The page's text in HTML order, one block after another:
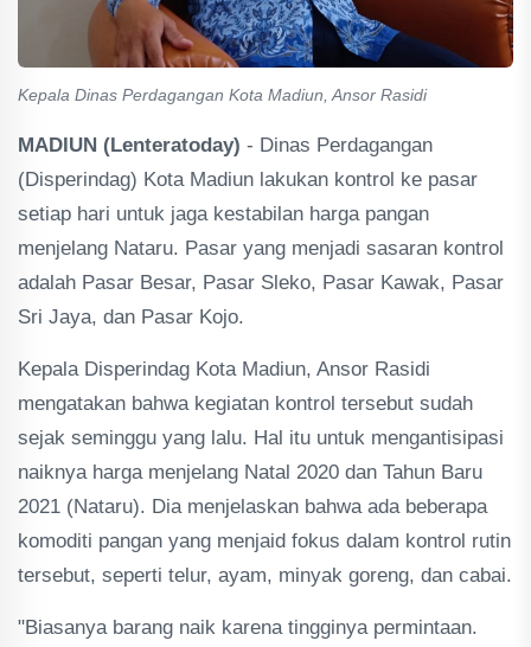
Kepala Dinas Perdagangan Kota Madiun, Ansor Rasidi
MADIUN (Lenteratoday) - Dinas Perdagangan
(Disperindag) Kota Madiun lakukan kontrol ke pasar
setiap hari untuk jaga kestabilan harga pangan
menjelang Nataru. Pasar yang menjadi sasaran kontrol
adalah Pasar Besar, Pasar Sleko, Pasar Kawak, Pasar
Sri Jaya, dan Pasar Kojo.
Kepala Disperindag Kota Madiun, Ansor Rasidi
mengatakan bahwa kegiatan kontrol tersebut sudah
sejak seminggu yang lalu. Hal itu untuk mengantisipasi
naiknya harga menjelang Natal 2020 dan Tahun Baru
2021 (Nataru). Dia menjelaskan bahwa ada beberapa
komoditi pangan yang menjaid fokus dalam kontrol rutin
tersebut, seperti telur, ayam, minyak goreng, dan cabai.
"Biasanya barang naik karena tingginya permintaan.